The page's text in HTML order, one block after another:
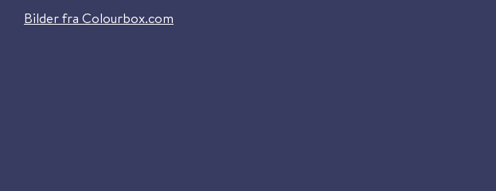
Bilder fra Colourbox.com